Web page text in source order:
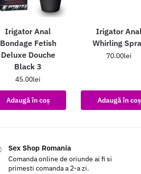
Irigator Anal
Bondage Fetish
Deluxe Douche
Black 3
45.00lei
Adaugă în coș
Irigator
Whirling
70.00lei
Adaugă în coș
Sex Shop Romania
Comanda online de oriunde ai fi si
primesti comanda a 2-a zi.